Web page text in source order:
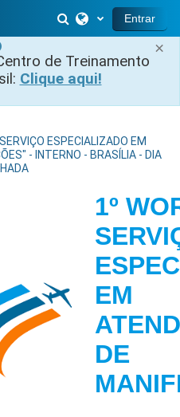
×
de Treinamento
Clique aqui!
Alternar entrada
Entrar
ESPECIALIZADO EM
- INTERNO - BRASÍLIA - DIA
1º
EM
DE